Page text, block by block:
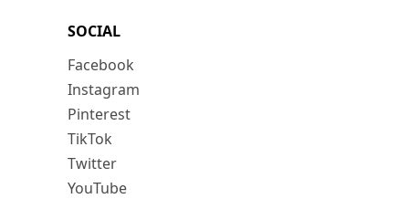
SOCIAL
Facebook
Instagram
Pinterest
TikTok
Twitter
YouTube